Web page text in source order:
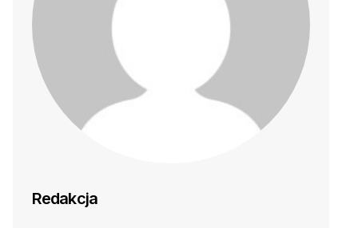
Redakcja